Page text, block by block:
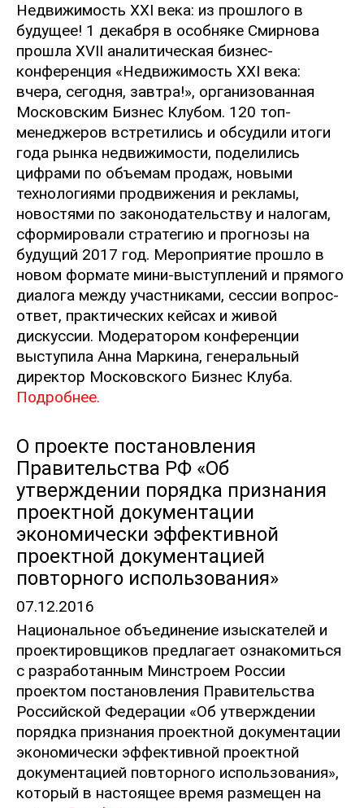
Недвижимость XXI века: из прошлого в
будущее! 1 декабря в особняке Смирнова
прошла XVII аналитическая бизнес-
конференция «Недвижимость XXI века:
вчера, сегодня, завтра!», организованная
Московским Бизнес Клубом. 120 топ-
менеджеров встретились и обсудили итоги
года рынка недвижимости, поделились
цифрами по объемам продаж, новыми
технологиями продвижения и рекламы,
новостями по законодательству и налогам,
сформировали стратегию и прогнозы на
будущий 2017 год. Мероприятие прошло в
новом формате мини-выступлений и прямого
диалога между участниками, сессии вопрос-
ответ, практических кейсах и живой
дискуссии. Модератором конференции
выступила Анна Маркина, генеральный
директор Московского Бизнес Клуба.
Подробнее.
О проекте постановления
Правительства РФ «Об
утверждении порядка признания
проектной документации
экономически эффективной
проектной документацией
повторного использования»
07.12.2016
Национальное объединение изыскателей и
проектировщиков предлагает ознакомиться
с разработанным Минстроем России
проектом постановления Правительства
Российской Федерации «Об утверждении
порядка признания проектной документации
экономически эффективной проектной
документацией повторного использования»,
который в настоящее время размещен на